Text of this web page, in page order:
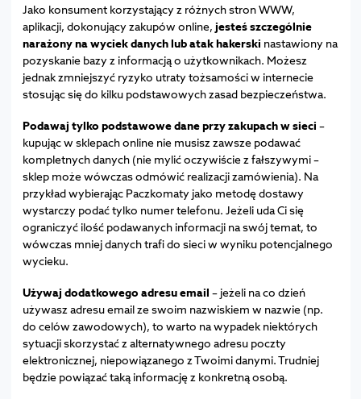
Jako konsument korzystający z różnych stron WWW,
aplikacji, dokonujący zakupów online, jesteś szczególnie
narażony na wyciek danych lub atak hakerski nastawiony na
pozyskanie bazy z informacją o użytkownikach. Możesz
jednak zmniejszyć ryzyko utraty tożsamości w internecie
stosując się do kilku podstawowych zasad bezpieczeństwa.
Podawaj tylko podstawowe dane przy zakupach w sieci –
kupując w sklepach online nie musisz zawsze podawać
kompletnych danych (nie mylić oczywiście z fałszywymi –
sklep może wówczas odmówić realizacji zamówienia). Na
przykład wybierając Paczkomaty jako metodę dostawy
wystarczy podać tylko numer telefonu. Jeżeli uda Ci się
ograniczyć ilość podawanych informacji na swój temat, to
wówczas mniej danych trafi do sieci w wyniku potencjalnego
wycieku.
Używaj dodatkowego adresu email – jeżeli na co dzień
używasz adresu email ze swoim nazwiskiem w nazwie (np.
do celów zawodowych), to warto na wypadek niektórych
sytuacji skorzystać z alternatywnego adresu poczty
elektronicznej, niepowiązanego z Twoimi danymi. Trudniej
będzie powiązać taką informację z konkretną osobą.